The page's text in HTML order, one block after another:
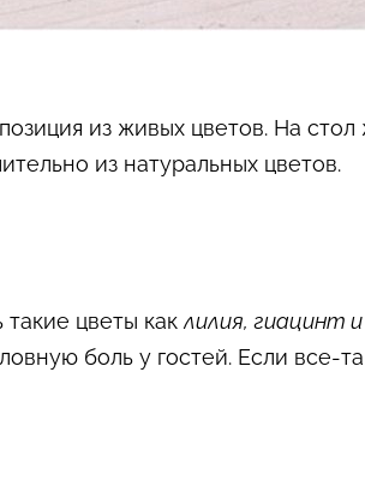
из живых цветов. На
из натуральных цветов.
цветы как лилия, гиацинт
боль у гостей. Если все-